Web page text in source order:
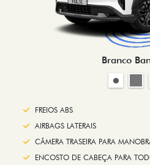
Branco
FREIOS ABS
AIRBAGS LATERAIS
CÂMERA TRASEIRA PARA
ENCOSTO DE CABEÇA PARA